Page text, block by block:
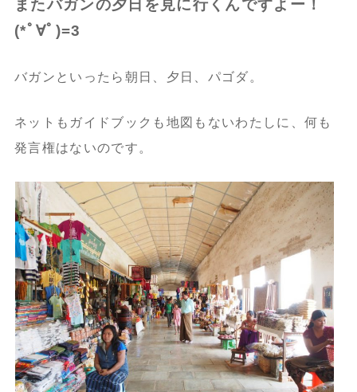
またバガンの夕日を見に行くんですよー！
(*ﾟ∀ﾟ)=3
バガンといったら朝日、夕日、パゴダ。
ネットもガイドブックも地図もないわたしに、何も
発言権はないのです。